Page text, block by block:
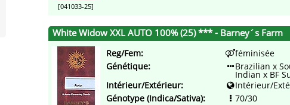
[041033-25]
White Widow XXL AUTO 100% (25) *** - Barney´s Farm
Reg/Fem:
féminisée
Génétique:
Brazilian x
Indian x BF
Intérieur/Extérieur:
Intérieur/
Génotype (Indica/Sativa):
70/30